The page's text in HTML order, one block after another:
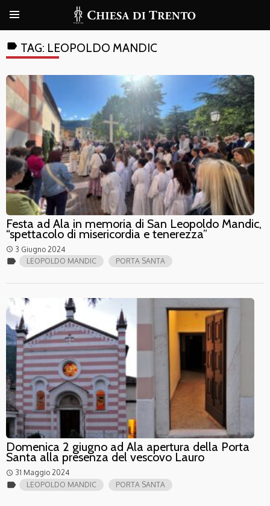
label TAG: LEOPOLDO MANDIC
Festa ad Ala in memoria di San Leopoldo Mandic,
“spettacolo di misericordia e tenerezza”
access_time 3 Giugno 2024
label LEOPOLDO MANDIC PORTA SANTA
Domenica 2 giugno ad Ala apertura della Porta
Santa alla presenza del vescovo Lauro
access_time 31 Maggio 2024
label LEOPOLDO MANDIC PORTA SANTA